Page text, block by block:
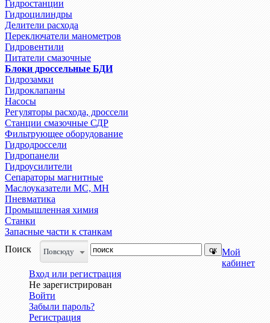
Гидростанции
Гидроцилиндры
Делители расхода
Переключатели манометров
Гидровентили
Питатели смазочные
Блоки дроссельные БДИ
Гидрозамки
Гидроклапаны
Насосы
Регуляторы расхода, дроссели
Станции смазочные СДР
Фильтрующее оборудование
Гидродроссели
Гидропанели
Гидроусилители
Сепараторы магнитные
Маслоуказатели МС, МН
Пневматика
Промышленная химия
Станки
Запасные части к станкам
Поиск
Повсюду
Мой
кабинет
Вход или регистрация
Не зарегистрирован
Войти
Забыли пароль?
Регистрация